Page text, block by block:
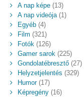
A nap képe(13)
A nap videója(1)
Egyéb(4)
Film (321)
Fotók (126)
Gamer sarok (225)
Gondolatébresztő(27)
Helyzetjelentés (329)
Humor(17)
Képregény(16)